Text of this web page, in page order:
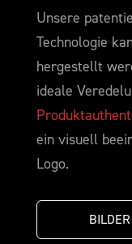
Unsere
Technologie
hergestellt
ideale
ein visuell
Logo.
BILDER